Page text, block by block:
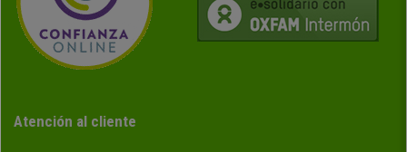
Atención al cliente